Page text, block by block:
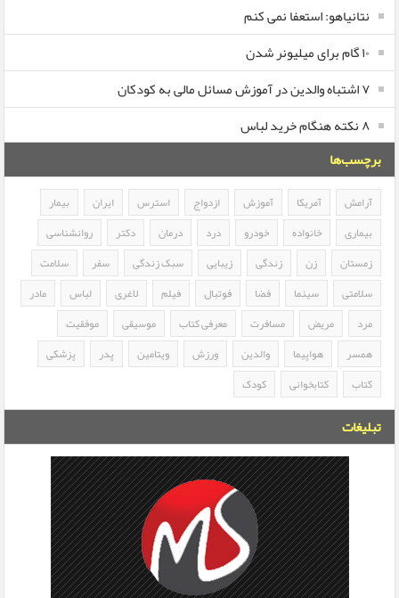
نتانیاهو: استعفا نمی کنم
۱۰ گام برای میلیونر شدن
۷ اشتباه والدین در آموزش مسائل مالی به کودکان
۸ نکته هنگام خرید لباس
برچسب‌ها
آرامش آمریکا آموزش ازدواج استرس ایران
بیمار
بیماری
خانواده خودرو درد درمان دکتر
روانشناسی
زمستان
زن زندگی زیبایی سبک زندگی سفر
سلامت
سلامتی
سینما فضا فوتبال فیلم لاغری لباس
مادر
مرد
مریض مسافرت معرفی کتاب موسیقی
موفقیت
همسر
هواپیما والدین ورزش ویتامین پدر
پزشکی
کتاب
کتابخوانی کودک
تبلیغات